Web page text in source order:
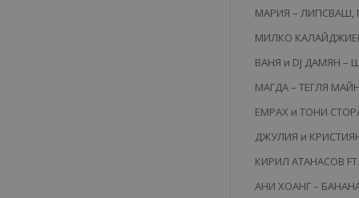
МАРИЯ – ЛИПСВАШ,
МИЛКО
ВАНЯ и DJ ДАМЯН –
МАГДА – ТЕГЛЯ
ЕМРАХ и ТОНИ
ДЖУЛИЯ и
КИРИЛ АТАНАСОВ
АНИ ХОАНГ –